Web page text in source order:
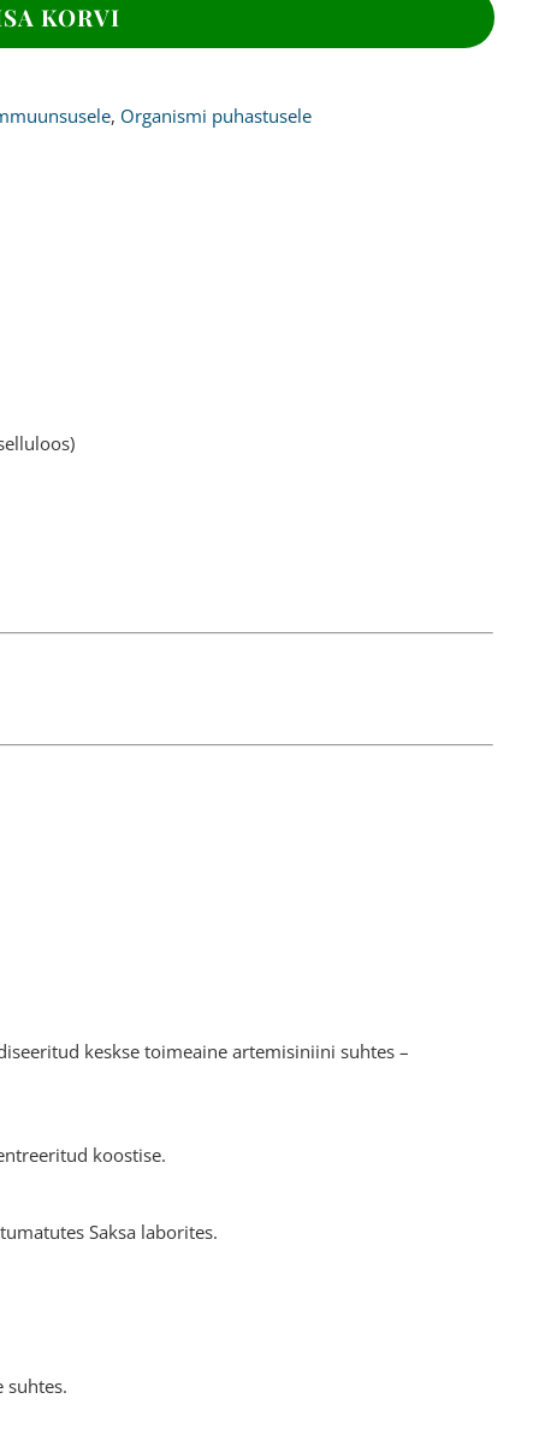
KORVI
, Organismi puhastusele
keskse toimeaine artemisiniini suhtes –
koostise.
Saksa laborites.
suhtes.